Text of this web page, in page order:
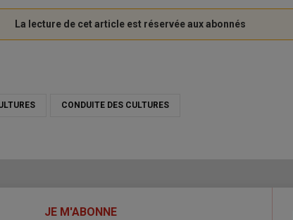
CONDUITE DES CULTURES
JE M'ABONNE